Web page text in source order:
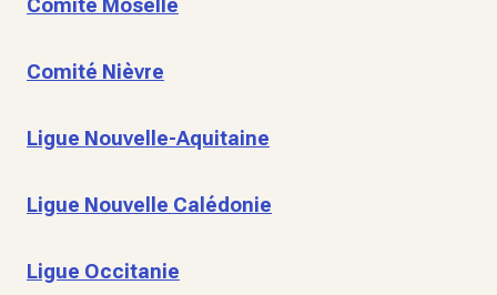
Comité Moselle
Comité Nièvre
Ligue Nouvelle-Aquitaine
Ligue Nouvelle Calédonie
Ligue Occitanie